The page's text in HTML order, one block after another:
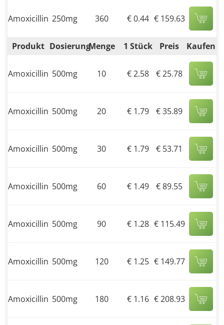
Amoxicillin 250mg 360 € 0.44 € 159.63
Produkt DosierungMenge 1 Stück Preis Kaufen
Amoxicillin 500mg 10 € 2.58 € 25.78
Amoxicillin 500mg 20 € 1.79 € 35.89
Amoxicillin 500mg 30 € 1.79 € 53.71
Amoxicillin 500mg 60 € 1.49 € 89.55
Amoxicillin 500mg 90 € 1.28 € 115.49
Amoxicillin 500mg 120 € 1.25 € 149.77
Amoxicillin 500mg 180 € 1.16 € 208.93